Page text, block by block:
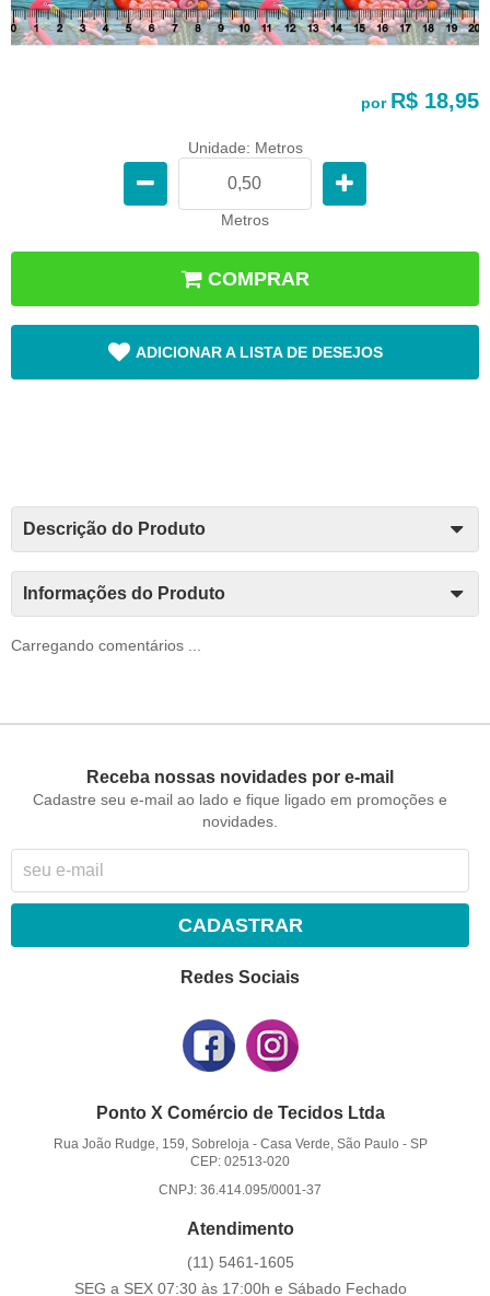
por R$ 18,95
Unidade: Metros
Metros
COMPRAR
ADICIONAR A LISTA DE DESEJOS
Descrição do Produto
Informações do Produto
Carregando comentários ...
Receba nossas novidades por e-mail
Cadastre seu e-mail ao lado e fique ligado em promoções e
novidades.
CADASTRAR
Redes Sociais
Ponto X Comércio de Tecidos Ltda
Rua João Rudge, 159, Sobreloja- Casa Verde, São Paulo - SP
CEP: 02513-020
CNPJ: 36.414.095/0001-37
Atendimento
(11) 5461-1605
SEG a SEX 07:30 às 17:00h e Sábado Fechado